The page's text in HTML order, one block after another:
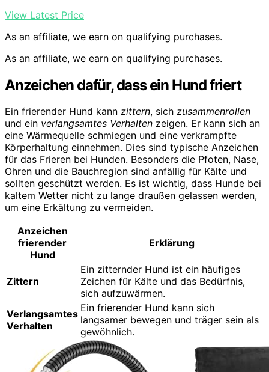
View Latest Price
As an affiliate, we earn on qualifying purchases.
As an affiliate, we earn on qualifying purchases.
Anzeichen dafür, dass ein Hund friert
Ein frierender Hund kann zittern, sich zusammenrollen
und ein verlangsamtes Verhalten zeigen. Er kann sich an
eine Wärmequelle schmiegen und eine verkrampfte
Körperhaltung einnehmen. Dies sind typische Anzeichen
für das Frieren bei Hunden. Besonders die Pfoten, Nase,
Ohren und die Bauchregion sind anfällig für Kälte und
sollten geschützt werden. Es ist wichtig, dass Hunde bei
kaltem Wetter nicht zu lange draußen gelassen werden,
um eine Erkältung zu vermeiden.
Anzeichen
frierender
Hund
Erklärung
Zittern
Ein zitternder Hund ist ein häufiges
Zeichen für Kälte und das Bedürfnis,
sich aufzuwärmen.
Verlangsamtes
Verhalten
Ein frierender Hund kann sich
langsamer bewegen und träger sein als
gewöhnlich.